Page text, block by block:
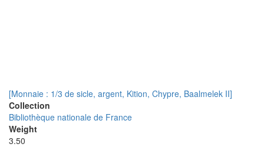
[Monnaie : 1/3 de sicle, argent, Kition, Chypre, Baalmelek II]
Collection
Bibliothèque nationale de France
Weight
3.50